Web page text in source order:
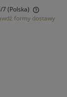
7(Polska)
formy dostawy